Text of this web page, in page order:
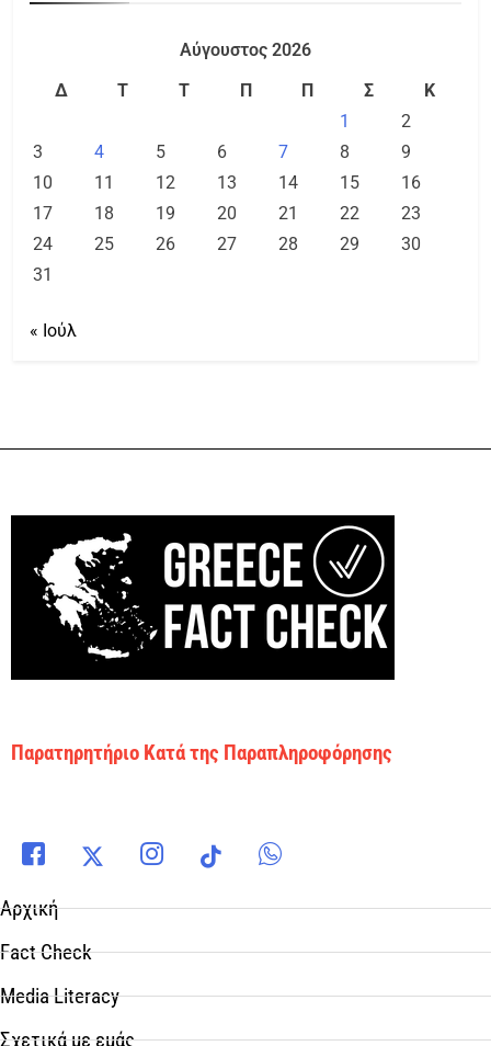
Αύγουστος 2026
Δ
Τ Τ Π Π Σ
Κ
1
2
3
4 5 6 7 8
9
10
11 12 13 14 15
16
17
18 19 20 21 22
23
24
25 26 27 28 29
30
31
« Ιούλ
Παρατηρητήριο Κατά της Παραπληροφόρησης
Αρχική
Fact Check
Media Literacy
Σχετικά με εμάς